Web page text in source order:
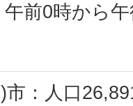
前0時から
：人口